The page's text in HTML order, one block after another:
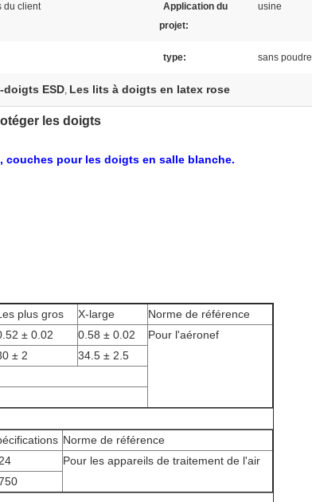
du client
Application du
projet:
usine
type: sans poudre
doigts ESD, Les lits à doigts en latex rose
les doigts
pour les doigts en salle blanche.
plus gros X-large
Norme de référence
± 0.02 0.58 ± 0.02
Pour l'aéronef
± 2
34.5 ± 2.5
Norme de référence
Pour les appareils de traitement de l'air